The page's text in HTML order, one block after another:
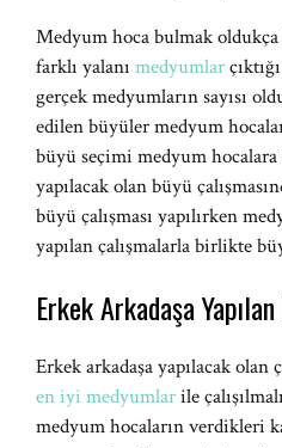
Medyum hoca bulmak
farklı yalanı medyumlar
gerçek medyumların sayısı
edilen büyüler medyum
büyü seçimi medyum
yapılacak olan büyü
büyü çalışması yapılırken
yapılan çalışmalarla birlikte
Erkek Arkadaşa
Erkek arkadaşa yapılacak
en iyi medyumlarile
medyum hocaların verdikleri